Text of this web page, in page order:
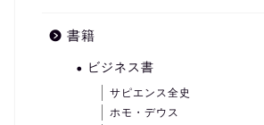
書籍
ビジネス書
サピエンス全史
ホモ・デウス